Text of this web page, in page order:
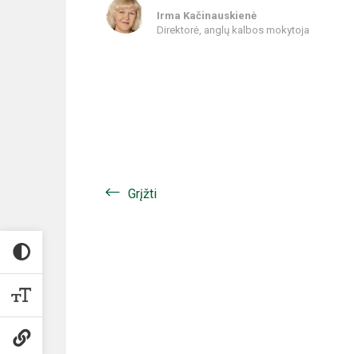
Irma Kačinauskienė
Direktorė, anglų kalbos mokytoja
Grįžti